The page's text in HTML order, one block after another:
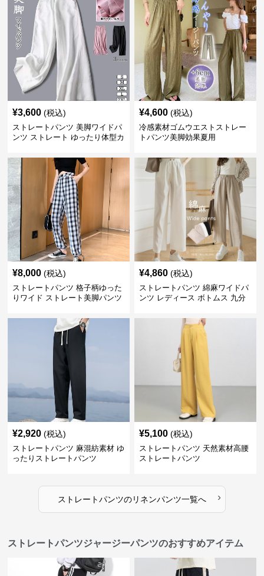
¥3,600 (税込)
ストレートパンツ 美脚ワイドパ
ンツ ストレート ゆったり体型カ
¥4,600 (税込)
冷感素材ゴムウエストストレー
トパンツ美脚効果夏用
¥8,000 (税込)
ストレートパンツ 格子柄ゆった
りワイド ストレート美脚パンツ
¥4,860 (税込)
ストレートパンツ 綿麻ワイドパ
ンツ レディース ボトムス 九分
¥2,920 (税込)
ストレートパンツ 麻混紡素材 ゆ
ったりストレートパンツ
¥5,100 (税込)
ストレートパンツ 天然素材高腰
ストレートパンツ
ストレートパンツのリネンパンツ一覧へ ›
ストレートパンツジャージーパンツのおすすめアイテム